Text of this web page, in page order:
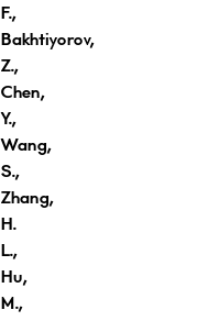
F.,
Bakhtiyorov,
Z.,
Chen,
Y.,
Wang,
S.,
Zhang,
H.
L.,
Hu,
M.,